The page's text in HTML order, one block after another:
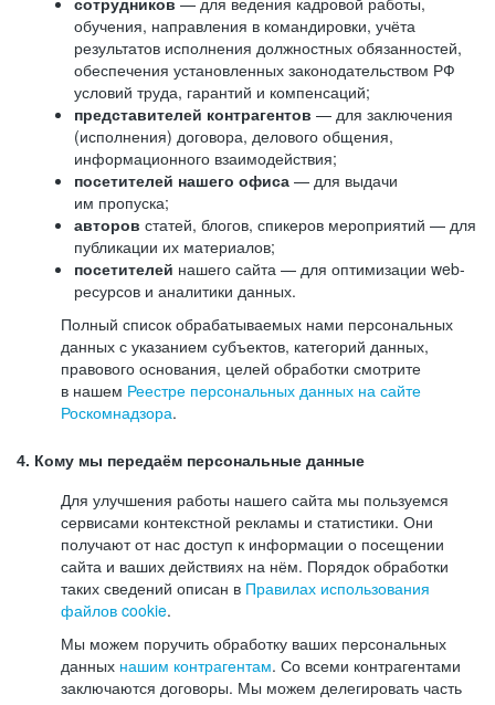
обучения, направления в командировки, учёта
результатов исполнения должностных обязанностей,
обеспечения установленных законодательством РФ
условий труда, гарантий и компенсаций;
представителей контрагентов — для заключения
(исполнения) договора, делового общения,
информационного взаимодействия;
посетителей нашего офиса — для выдачи
им пропуска;
авторов статей, блогов, спикеров мероприятий — для
публикации их материалов;
посетителей нашего сайта — для оптимизации web-
ресурсов и аналитики данных.
Полный список обрабатываемых нами персональных
данных с указанием субъектов, категорий данных,
правового основания, целей обработки смотрите
в нашем Реестре персональных данных на сайте
Роскомнадзора.
4. Кому мы передаём персональные данные
Для улучшения работы нашего сайта мы пользуемся
сервисами контекстной рекламы и статистики. Они
получают от нас доступ к информации о посещении
сайта и ваших действиях на нём. Порядок обработки
таких сведений описан в Правилах использования
файлов cookie.
Мы можем поручить обработку ваших персональных
данных нашим контрагентам. Со всеми контрагентами
заключаются договоры. Мы можем делегировать часть